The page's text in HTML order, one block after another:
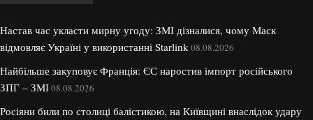
Настав час укласти мирну угоду: ЗМІ дізналися, чому Маск
відмовляє Україні у використанні Starlink08.08.2026
Найбільше закуповує Франція: ЄС наростив імпорт російського
ЗПГ – ЗМІ08.08.2026
Росіяни били по столиці балістикою, на Київщині внаслідок удару